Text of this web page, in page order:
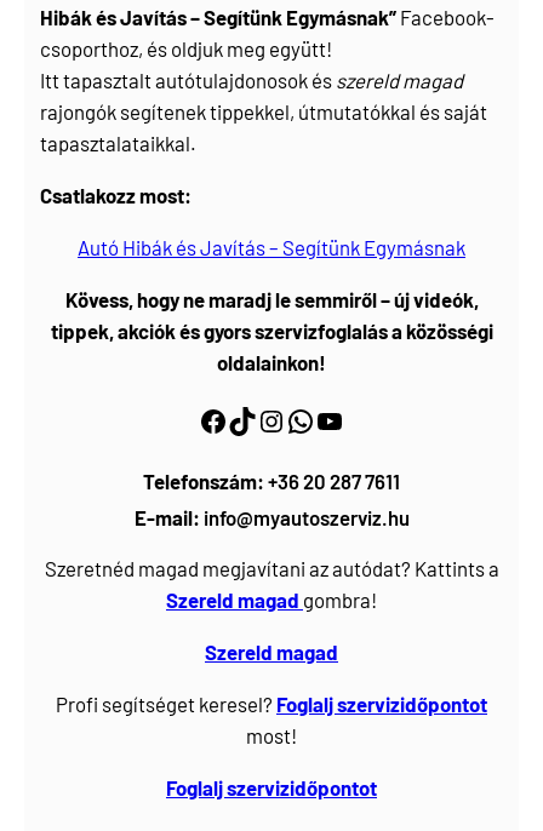
Hibák és Javítás – Segítünk Egymásnak” Facebook-
csoporthoz, és oldjuk meg együtt!
Itt tapasztalt autótulajdonosok és szereld magad
rajongók segítenek tippekkel, útmutatókkal és saját
tapasztalataikkal.
Csatlakozz most:
Autó Hibák és Javítás – Segítünk Egymásnak
Kövess, hogy ne maradj le semmiről – új videók,
tippek, akciók és gyors szervizfoglalás a közösségi
oldalainkon!
Facebook https://www.tiktok.com/@myautoszerviz.hu https://www.instagram.com/myautoszerviz.hu/ wa.me/36202877611 YouTube
Telefonszám: +36 20 287 7611
E-mail: info@myautoszerviz.hu
Szeretnéd magad megjavítani az autódat? Kattints a
Szereld magad gombra!
Szereld magad
Profi segítséget keresel? Foglaljszervizidőpontot
most!
Foglalj szervizidőpontot